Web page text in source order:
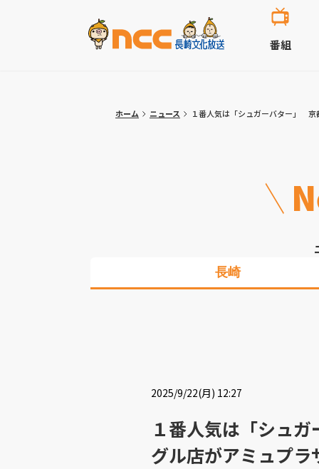
番組
ホーム ニュース １番人気は「シュガーバター」 京
長崎
2025/9/22(月) 12:27
１番人気は「シュ
グル店がアミュプ